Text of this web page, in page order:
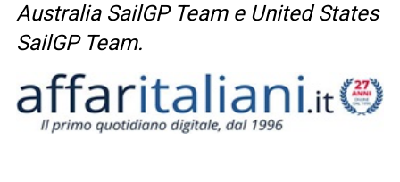
Australia SailGP Team e United States
SailGP Team.